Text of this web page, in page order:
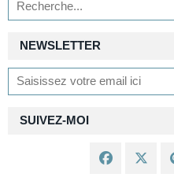
NEWSLETTER
SUIVEZ-MOI